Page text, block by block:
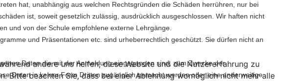
hat, unabhängig aus welchen Rechtsgründen die Schäden herrühren, nur bei
ist, soweit gesetzlich zulässig, ausdrücklich ausgeschlossen. Wir haften nicht
und von der Schule empfohlene externe Lehrgänge.
und Präsentationen etc. sind urheberrechtlich geschützt. Sie dürfen nicht an
Daten die mit der Anmeldung eingegangen sind, zum Zwecke der
Daten in keiner Form Dritten zugänglich gemacht werden oder eine anderweitige
andere uns helfen, diese Website und die Nutzererfahrung zu
Bitte beachten Sie, dass bei einer Ablehnung womöglich nicht mehr alle